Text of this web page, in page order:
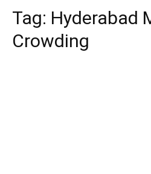
Tag: Hyderabad
Crowding